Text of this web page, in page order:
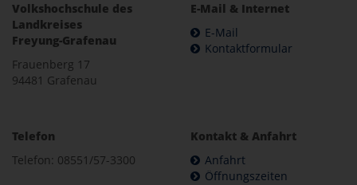
Volkshochschule des
Landkreises
Freyung-Grafenau
Frauenberg 17
94481 Grafenau
E-Mail & Internet
E-Mail
Kontaktformular
Telefon
Telefon: 08551/57-3300
Kontakt & Anfahrt
Anfahrt
Öffnungszeiten